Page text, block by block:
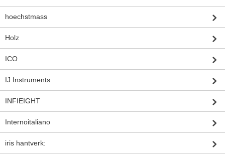
hoechstmass
Holz
ICO
IJ Instruments
INFIEIGHT
Internoitaliano
iris hantverk: